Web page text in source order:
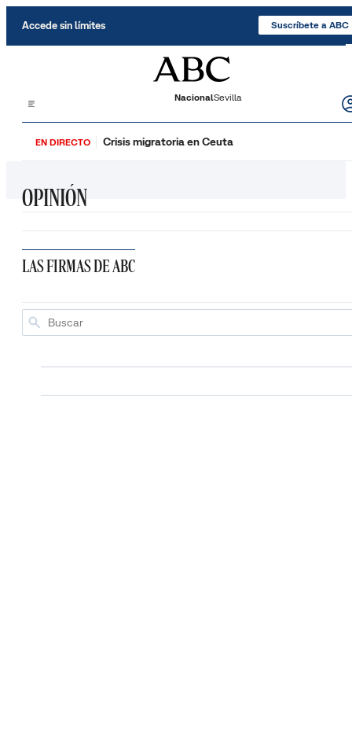
Accede sin límites Suscríbete a ABC
NacionalSevilla
EN DIRECTO Crisis migratoria en Ceuta
OPINIÓN
LAS FIRMAS DE ABC